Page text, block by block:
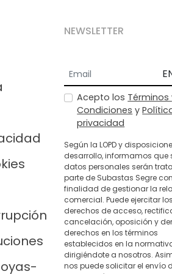
NEWSLETTER
Acepto los Términos
Condiciones y
privacidad
Según la LOPD y
desarrollo, informamos que
datos personales serán
parte de Subastas Segre
finalidad de gestionar la
comercial. Puede ejercitar los
derechos de acceso,
cancelación, oposición y
derechos en los términos
establecidos en la
dirigiéndote a nosotros.
nos puede solicitar el envío